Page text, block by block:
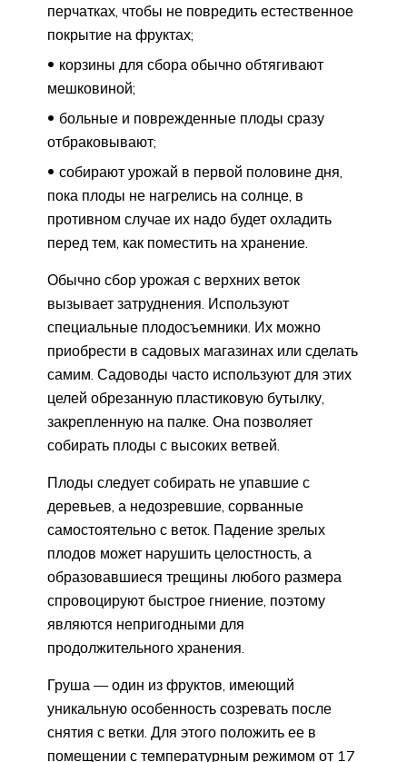
перчатках, чтобы не повредить естественное
покрытие на фруктах;
корзины для сбора обычно обтягивают
мешковиной;
больные и поврежденные плоды сразу
отбраковывают;
собирают урожай в первой половине дня,
пока плоды не нагрелись на солнце, в
противном случае их надо будет охладить
перед тем, как поместить на хранение.
Обычно сбор урожая с верхних веток
вызывает затруднения. Используют
специальные плодосъемники. Их можно
приобрести в садовых магазинах или сделать
самим. Садоводы часто используют для этих
целей обрезанную пластиковую бутылку,
закрепленную на палке. Она позволяет
собирать плоды с высоких ветвей.
Плоды следует собирать не упавшие с
деревьев, а недозревшие, сорванные
самостоятельно с веток. Падение зрелых
плодов может нарушить целостность, а
образовавшиеся трещины любого размера
спровоцируют быстрое гниение, поэтому
являются непригодными для
продолжительного хранения.
Груша — один из фруктов, имеющий
уникальную особенность созревать после
снятия с ветки. Для этого положить ее в
помещении с температурным режимом от 17